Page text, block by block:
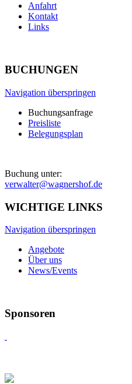
Anfahrt
Kontakt
Links
BUCHUNGEN
Navigation überspringen
Buchungsanfrage
Preisliste
Belegungsplan
Buchung unter:
verwalter@wagnershof.de
WICHTIGE LINKS
Navigation überspringen
Angebote
Über uns
News/Events
Sponsoren